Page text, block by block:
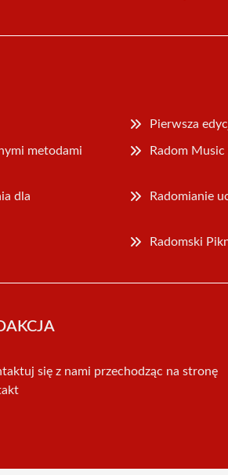
Pierwsza
metodami
Radom
dla
Radomianie
Radomski
się z nami przechodząc na stronę